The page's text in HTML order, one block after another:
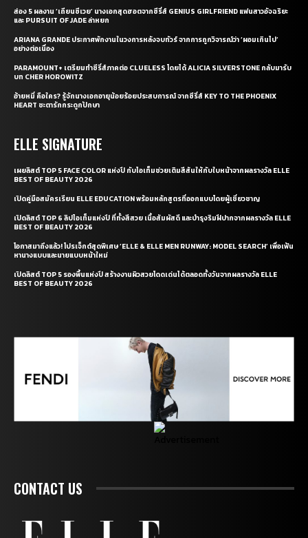
ส่อง 5 ผลงาน ‘เถียนซีเวย’ นางเอกสุดฮอตจากซีรี่ส์ GENIUS GIRLFRIEND แฟนสาวอัจฉริยะ
และ PURSUIT OF JADE ล่าหยก
ARIANA GRANDE ประกาศพักงานในวงการหลังจบทัวร์ จากการถูกวิจารณ์ว่า ‘ผอมเกินไป’
อย่างต่อเนื่อง
PARAMOUNT+ เตรียมทำซีรี่ส์ภาคต่อ CLUELESS โดยได้ ALICIA SILVERSTONE กลับมารับ
บท CHER HOROWITZ
อ้ายหมี่ คือใคร? รู้จักนางเอกอายุน้อยร้อยประสบการณ์ จากซีรี่ส์ KEY TO THE PHOENIX
HEART ชะตารักกระดูกปักษา
ELLE SIGNATURE
เผยลิสต์ TOP 5 FACE COLOR แห่งปี กับไอเท็มช่วยเติมสีสันให้กับใบหน้าจากผลรางวัล ELLE
BEST OF BEAUTY 2026
เปิดคู่มือสมัครเรียน ELLE EDUCATION พร้อมหลักสูตรที่ออกแบบโดยผู้เชี่ยวชาญ
เปิดลิสต์ TOP 6 ลิปไอเท็มแห่งปี ที่ทั้งสีสวย เนื้อสัมผัสดี และบำรุงริมฝีปากจากผลรางวัล ELLE
BEST OF BEAUTY 2026
โอกาสมาถึงแล้ว! โปรเจ็กต์สุดพิเศษ ‘ELLE & ELLE MEN RUNWAY: MODEL SEARCH’ เพื่อเฟ้น
หานางแบบและนายแบบหน้าใหม่
เปิดลิสต์ TOP 5 รองพื้นแห่งปี สร้างงานผิวสวยโดดเด่นได้ตลอดทั้งวันจากผลรางวัล ELLE
BEST OF BEAUTY 2026
CONTACT US